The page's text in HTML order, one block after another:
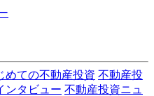
めての不動産投資 不動産投
ンタビュー 不動産投資ニュ